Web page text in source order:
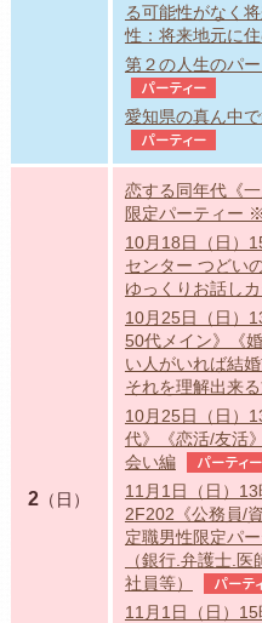
る可能性がなく
性：将来地元に
第２の人生のパ
パーティー
愛知県の真ん中
パーティー
2 （日）
恋する同年代《
限定パーティー
10月18日（日）
センター つどい
ゆっくりお話し
10月25日（日）
50代メイン》《
い人がいれば結
それを理解出来
10月25日（日）
代》《恋活/友活
会い編
パーティー
11月1日（日）
2F202《公務員/
定職男性限定パ
（銀行.弁護士.
社員等）
パーテ
11月1日（日）